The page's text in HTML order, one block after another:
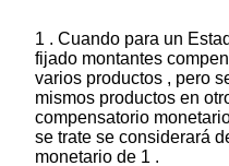
1 . Cuando para un
fijado montantes
varios productos , pero
mismos productos en
compensatorio
se trate se considerará
monetario de 1 .